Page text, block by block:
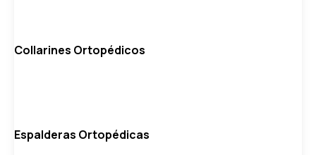
Collarines Ortopédicos
Espalderas Ortopédicas